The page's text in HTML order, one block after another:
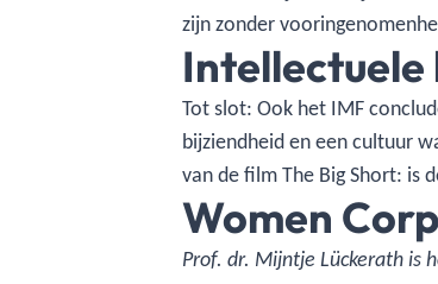
zijn zonder
Intellectuele
Tot slot: Ook het IMF
bijziendheid en een cultuur
van de film The Big Short: is
Women
​Prof. dr. Mijntje Lückerath is